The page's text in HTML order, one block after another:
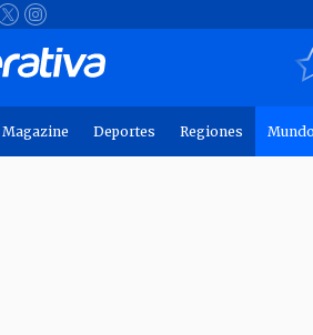
Magazine Deportes Regiones Mundo